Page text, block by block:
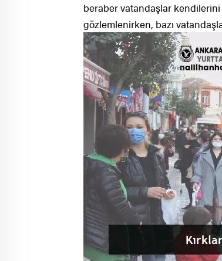
beraber vatandaşlar kendilerini
gözlemlenirken, bazı